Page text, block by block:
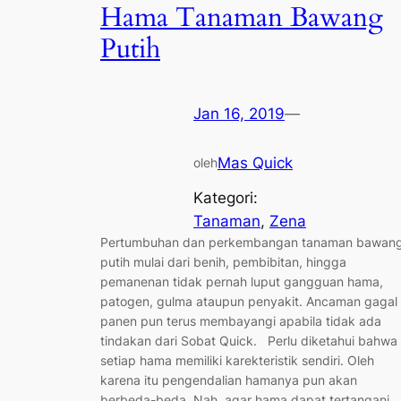
Hama Tanaman Bawang
Putih
Jan 16, 2019—
olehMas Quick
Kategori:
Tanaman, Zena
Pertumbuhan dan perkembangan tanaman
putih mulai dari benih, pembibitan, hingga
pemanenan tidak pernah luput gangguan hama,
patogen, gulma ataupun penyakit. Ancaman gagal
panen pun terus membayangi apabila tidak ada
tindakan dari Sobat Quick. Perlu diketahui bahwa
setiap hama memiliki karekteristik sendiri. Oleh
karena itu pengendalian hamanya pun akan